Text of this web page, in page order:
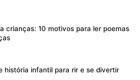
crianças: 10 motivos para ler poemas
história infantil para rir e se divertir